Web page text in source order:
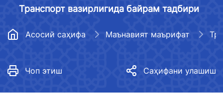
Транспорт вазирлигида байрам тадбири
Асосий саҳифа Маънавият маърифат
Чоп этиш Саҳифани улашиш